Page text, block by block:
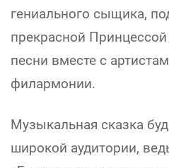
гениального сыщика,
прекрасной
песни вместе с
филармонии.
Музыкальная сказка
широкой аудитории,